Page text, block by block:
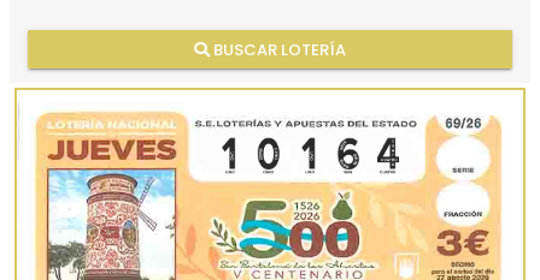
BUSCAR LOTERÍA